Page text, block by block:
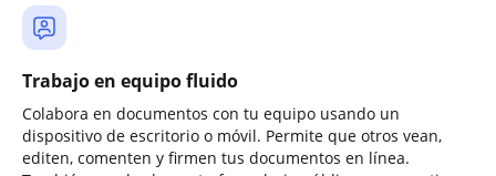
Trabajo en equipo fluido
Colabora en documentos con tu equipo usando un
dispositivo de escritorio o móvil. Permite que otros vean,
editen, comenten y firmen tus documentos en línea.